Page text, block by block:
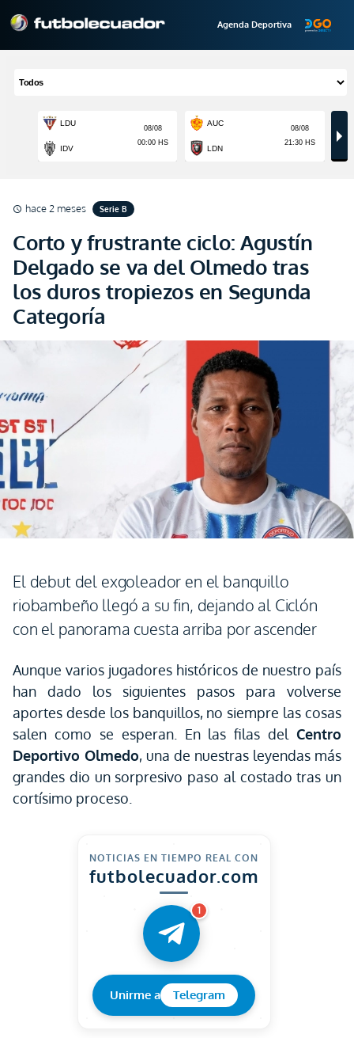
Agenda Deportiva
schedule hace 2 meses Serie B
Corto y frustrante ciclo: Agustín
Delgado se va del Olmedo tras
los duros tropiezos en Segunda
Categoría
El debut del exgoleador en el banquillo
riobambeño llegó a su fin, dejando al Ciclón
con el panorama cuesta arriba por ascender
Aunque varios jugadores históricos de nuestro país
han dado los siguientes pasos para volverse
aportes desde los banquillos, no siempre las cosas
salen como se esperan. En las filas del Centro
Deportivo Olmedo, una de nuestras leyendas más
grandes dio un sorpresivo paso al costado tras un
cortísimo proceso.
NOTICIAS EN TIEMPO REAL CON
futbolecuador.com
1
Unirme a Telegram